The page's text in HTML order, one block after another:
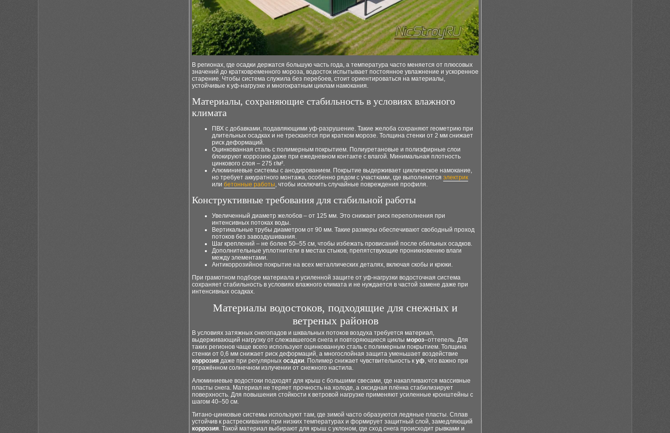
В регионах, где осадки держатся большую часть года, а температура часто меняется от плюсовых
значений до кратковременного морозa, водосток испытывает постоянное увлажнение и ускоренное
старение. Чтобы система служила без перебоев, стоит ориентироваться на материалы,
устойчивые к уф-нагрузке и многократным циклам намокания.
Материалы, сохраняющие стабильность в условиях влажного
климата
ПВХ с добавками, подавляющими уф-разрушение. Такие желоба сохраняют геометрию при
длительных осадках и не трескаются при кратком морозе. Толщина стенки от 2 мм снижает
риск деформаций.
Оцинкованная сталь с полимерным покрытием. Полиуретановые и полиэфирные слои
блокируют коррозию даже при ежедневном контакте с влагой. Минимальная плотность
цинкового слоя – 275 г/м².
Алюминиевые системы с анодированием. Покрытие выдерживает циклическое намокание,
но требует аккуратного монтажа, особенно рядом с участками, где выполняются электрик
или бетонные работы, чтобы исключить случайные повреждения профиля.
Конструктивные требования для стабильной работы
Увеличенный диаметр желобов – от 125 мм. Это снижает риск переполнения при
интенсивных потоках воды.
Вертикальные трубы диаметром от 90 мм. Такие размеры обеспечивают свободный проход
потоков без завоздушивания.
Шаг креплений – не более 50–55 см, чтобы избежать провисаний после обильных осадков.
Дополнительные уплотнители в местах стыков, препятствующие проникновению влаги
между элементами.
Антикоррозийное покрытие на всех металлических деталях, включая скобы и крюки.
При грамотном подборе материала и усиленной защите от уф-нагрузки водосточная система
сохраняет стабильность в условиях влажного климата и не нуждается в частой замене даже при
интенсивных осадках.
Материалы водостоков, подходящие для снежных и
ветреных районов
В условиях затяжных снегопадов и шквальных потоков воздуха требуется материал,
выдерживающий нагрузку от слежавшегося снега и повторяющиеся циклы мороз–оттепель. Для
таких регионов чаще всего используют оцинкованную сталь с полимерным покрытием. Толщина
стенки от 0,6 мм снижает риск деформаций, а многослойная защита уменьшает воздействие
коррозия даже при регулярных осадки. Полимер снижает чувствительность к уф, что важно при
отражённом солнечном излучении от снежного настила.
Алюминиевые водостоки подходят для крыш с большими свесами, где накапливаются массивные
пласты снега. Материал не теряет прочность на холоде, а оксидная плёнка стабилизирует
поверхность. Для повышения стойкости к ветровой нагрузке применяют усиленные кронштейны с
шагом 40–50 см.
Титано-цинковые системы используют там, где зимой часто образуются ледяные пласты. Сплав
устойчив к растрескиванию при низких температурах и формирует защитный слой, замедляющий
коррозия. Такой материал выбирают для крыш с уклоном, где сход снега происходит рывками и